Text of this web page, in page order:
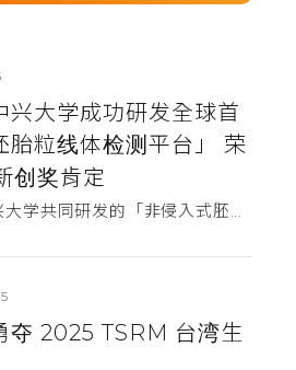
兴大学成功研发全球首
胎粒线体检测平台」 荣
创奖肯定
学共同研发的「非侵入式胚...
夺 2025 TSRM 台湾生